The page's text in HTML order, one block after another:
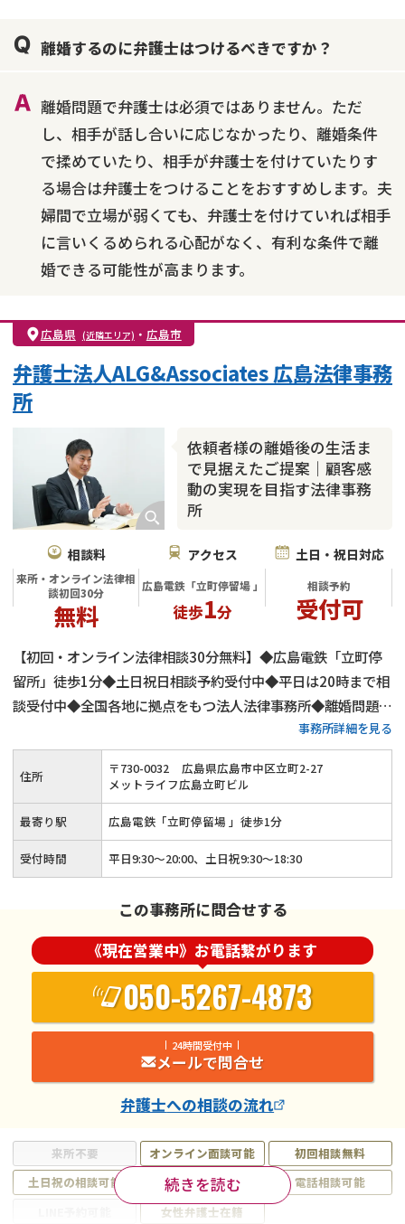
不貞・不倫慰謝料請求
国際離婚
養育費問題
離婚するのに弁護士はつけるべきですか？
離婚問題で弁護士は必須ではありません。ただ
し、相手が話し合いに応じなかったり、離婚条件
で揉めていたり、相手が弁護士を付けていたりす
る場合は弁護士をつけることをおすすめします。夫
婦間で立場が弱くても、弁護士を付けていれば相手
に言いくるめられる心配がなく、有利な条件で離
婚できる可能性が高まります。
広島県 (近隣エリア) ・ 広島市
依頼者様の離婚後の生活ま
で見据えたご提案｜顧客感
動の実現を目指す法律事務
所
弁護士法人ALG&Associates 広島法律事務
所
相談料
来所・オンライン法律相
談初回30分
無料
アクセス
広島電鉄「立町停留場 」
徒歩1分
土日・祝日対応
相談予約
受付可
【初回・オンライン法律相談30分無料】◆広島電鉄「立町停
留所」徒歩1分◆土日祝日相談予約受付中◆平日は20時まで相
談受付中◆全国各地に拠点をもつ法人法律事務所◆離婚問題を
得意とする弁護士が在籍◆法人として8万件を超える離婚問題
を受任◆依頼者様のことを一番に考えた弁護活動を心がけてい
ます
事務所詳細を見る
来所不要 オンライン面談可能
初回相談無料
土日祝の相談可能
19時以降電話可能
電話相談可能
女性弁護士在籍
続きを読む
住所 〒730-0032
広島県広島市中区立町2-27
メットライフ広島立町ビル
最寄り駅 広島電鉄「立町停留場 」徒歩1分
受付時間 平日9:30～20:00、土日祝9:30～18:30
この事務所に問合せする
《現在営業中》お電話繋がります
050-5267-4873
24時間受付中
メールで問合せ
弁護士への相談の流れ